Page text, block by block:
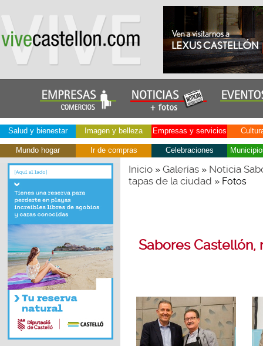
Salud y bienestar Imagen y belleza Empresas y servicios
Mundo hogar Ir de compras Celebraciones
Inicio» Galerías» Noticia
tapas de la ciudad » Fotos
Sabores